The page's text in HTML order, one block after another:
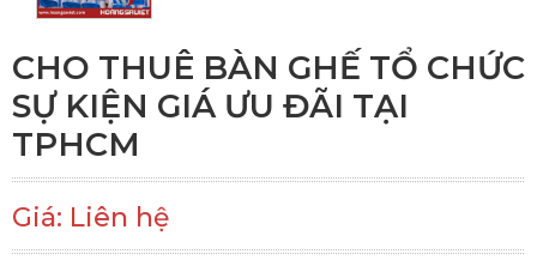
CHO THUÊ BÀN GHẾ TỔ CHỨC
SỰ KIỆN GIÁ ƯU ĐÃI TẠI
TPHCM
Giá: Liên hệ